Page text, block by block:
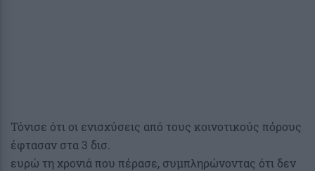
Τόνισε ότι οι ενισχύσεις από τους κοινοτικούς πόρους
έφτασαν στα 3 δισ.
ευρώ τη χρονιά που πέρασε, συμπληρώνοντας ότι δεν